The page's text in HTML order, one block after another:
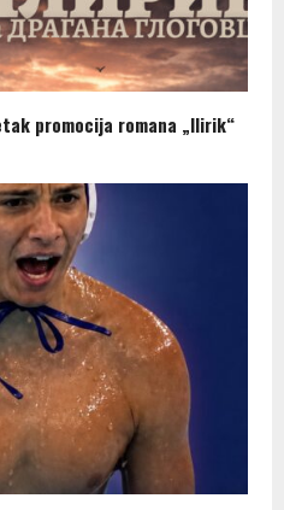
promocija romana „Ilirik“